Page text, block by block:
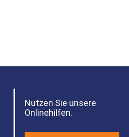
Nutzen Sie unsere
Onlinehilfen.